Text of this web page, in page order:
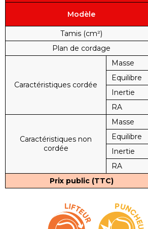
Modèle
Tamis (cm²)
Plan de cordage
Caractéristiques cordée
Masse
Equilibre
Inertie
RA
Caractéristiques non
cordée
Masse
Equilibre
Inertie
RA
Prix public (TTC)